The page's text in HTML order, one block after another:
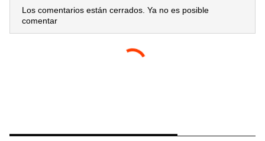
Los comentarios están cerrados. Ya no es posible
comentar